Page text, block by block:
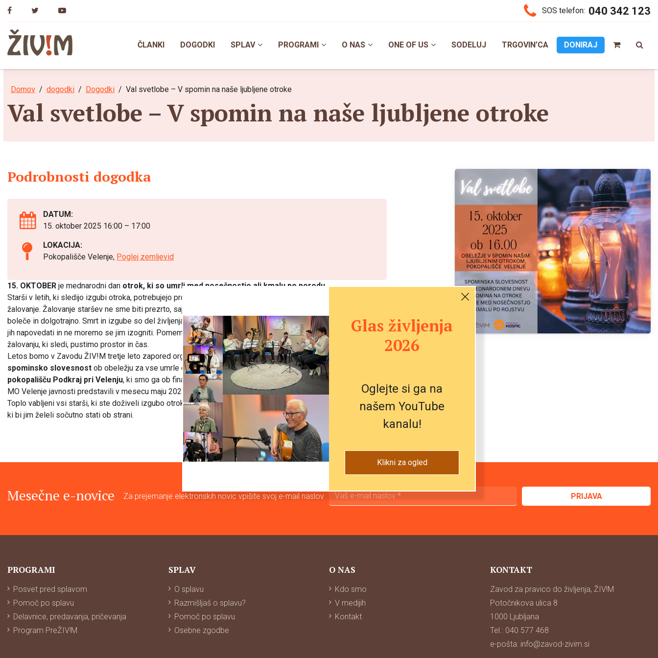
Skip
content
SOS telefon: 040 342 123
ČLANKI DOGODKI SPLAV PROGRAMI O NAS ONE OF US SODELUJ TRGOVIN’CA DONIRAJ
Domov dogodki Dogodki Val svetlobe – V spomin na naše ljubljene otroke
Val svetlobe – V spomin na naše ljubljene otroke
Podrobnosti dogodka
DATUM:
15. oktober 2025 16:00 – 17:00
LOKACIJA:
Pokopališče Velenje, Poglej zemljevid
15. OKTOBER je mednarodni dan otrok, ki so umrli med nosečnostjo ali kmalu po porodu
Starši v letih, ki sledijo izgubi otroka, potrebujejo prostor za
žalovanje. Žalovanje staršev ne sme biti prezrto, saj je resnično,
boleče in dolgotrajno. Smrt in izgube so del življenja, ne moremo
jih napovedati in ne moremo se jim izogniti. Pomembno pa je, da
žalovanju, ki sledi, pustimo prostor in čas.
Letos bomo v Zavodu ŽIV!M tretje leto zapored organizirali
spominsko slovesnost ob obeležju za vse umrle otrokena
pokopališču Podkraj pri Velenju, ki smo ga ob finančni podpori
MO Velenje javnosti predstavili v mesecu maju 2023.
Toplo vabljeni vsi starši, ki ste doživeli izgubo otroka in vsi tisti,
ki bi jim želeli sočutno stati ob strani.
Mesečne e-novice Za prejemanje elektronskih novic vpišite svoj e-mail naslov
PROGRAMI
Posvet pred splavom
Pomoč po splavu
Delavnice, predavanja, pričevanja
Program PreŽIV!M
SPLAV
O splavu
Razmišljaš o splavu?
Pomoč po splavu
Osebne zgodbe
O NAS
Kdo smo
V medijih
Kontakt
KONTAKT
Zavod za pravico do življenja, ŽIV!M
Potočnikova ulica 8
1000 Ljubljana
Tel.: 040 577 468
e-pošta: info@zavod-zivim.si
Glas življenja
2026
Oglejte si ga na
našem YouTube
kanalu!
Klikni za ogled